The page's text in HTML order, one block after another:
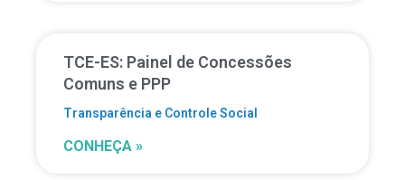
TCE-ES: Painel de Concessões
Comuns e PPP
Transparência e Controle Social
CONHEÇA »